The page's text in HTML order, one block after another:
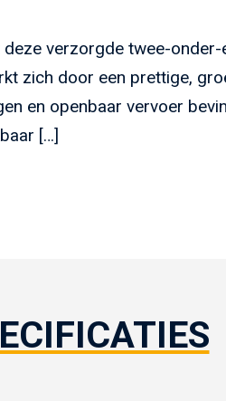
verzorgde twee-
zich door een prettige,
en openbaar vervoer
[…]